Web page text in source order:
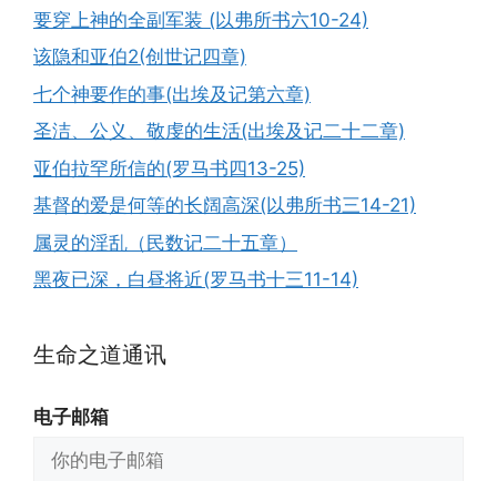
要穿上神的全副军装 (以弗所书六10-24)
该隐和亚伯2(创世记四章)
七个神要作的事(出埃及记第六章)
圣洁、公义、敬虔的生活(出埃及记二十二章)
亚伯拉罕所信的(罗马书四13-25)
基督的爱是何等的长阔高深(以弗所书三14-21)
属灵的淫乱（民数记二十五章）
黑夜已深，白昼将近(罗马书十三11-14)
生命之道通讯
电子邮箱